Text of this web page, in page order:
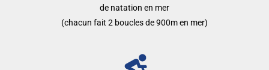
de natation en mer
(chacun fait 2 boucles de 900m en mer)